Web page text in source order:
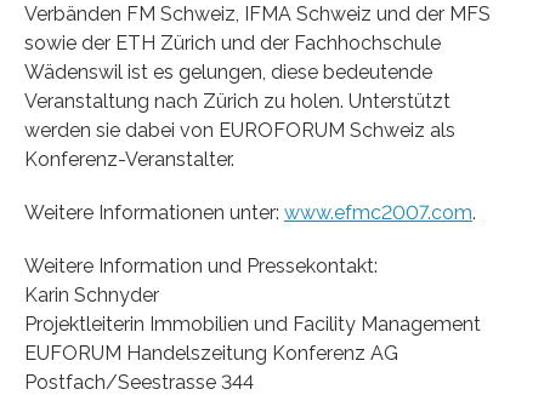
Verbänden FM Schweiz, IFMA Schweiz und der MFS
sowie der ETH Zürich und der Fachhochschule
Wädenswil ist es gelungen, diese bedeutende
Veranstaltung nach Zürich zu holen. Unterstützt
werden sie dabei von EUROFORUM Schweiz als
Konferenz-Veranstalter.
Weitere Informationen unter: www.efmc2007.com.
Weitere Information und Pressekontakt:
Karin Schnyder
Projektleiterin Immobilien und Facility Management
EUFORUM Handelszeitung Konferenz AG
Postfach/Seestrasse 344